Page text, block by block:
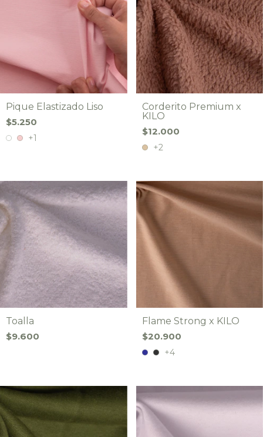
Pique Elastizado Liso
$5.250
+1
Corderito Premium x
KILO
$12.000
+2
Toalla
$9.600
Flame Strong x KILO
$20.900
+4